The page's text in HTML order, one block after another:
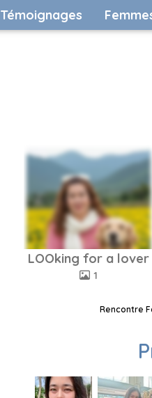
Témoignages
LOOking for a lover
1
Rencontre